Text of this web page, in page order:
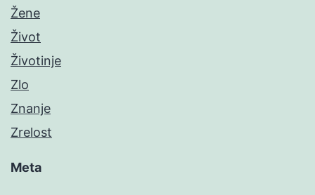
Žene
Život
Životinje
Zlo
Znanje
Zrelost
Meta